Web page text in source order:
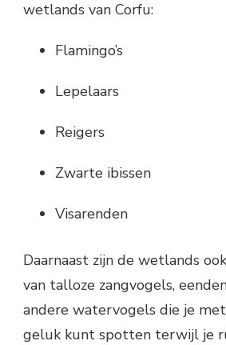
wetlands van Corfu:
Flamingo’s
Lepelaars
Reigers
Zwarte ibissen
Visarenden
Daarnaast zijn de wetlands
van talloze zangvogels,
andere watervogels die je
geluk kunt spotten terwijl je